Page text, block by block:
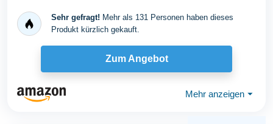
Sehr gefragt! Mehr als 131 Personen haben dieses
Produkt kürzlich gekauft.
Zum Angebot
Mehr anzeigen ⏷